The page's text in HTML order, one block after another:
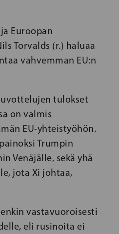
Euroopan
Torvalds (r.) haluaa
vahvemman EU:n
tulokset
on valmis
EU-yhteistyöhön.
Trumpin
Venäjälle, sekä yhä
jota Xi johtaa,
vastavuoroisesti
eli rusinoita ei